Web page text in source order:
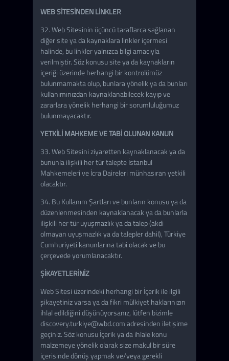
WEB SİTESİNDEN LİNKLER
32. Web Sitesinin üçüncü taraflarca sağlanan
diğer site ya da kaynaklara linkler içermesi
halinde, bu linkler yalnızca bilgi amacıyla
verilmiştir. Söz konusu site ya da kaynakların
içeriği üzerinde herhangi bir kontrolümüz
bulunmamakta olup, bunlara yönelik ya da bunları
kullanımınızdan kaynaklanabilecek kayıp ve
zararlara yönelik herhangi bir sorumluluğumuz
bulunmayacaktır.
YETKİLİ MAHKEME VE TABİ OLUNAN KANUN
33. Web Sitesini ziyaretten kaynaklanacak ya da
bununla ilişkili her tür talepte İstanbul
Mahkemeleri ve İcra Daireleri münhasıran yetkili
olacaktır.
34. Bu Kullanım Şartları ve bunların konusu ya da
düzenlenmesinden kaynaklanacak ya da bunlarla
ilişkili her tür uyuşmazlık ya da talep (akdi
olmayan uyuşmazlık ya da talepler dahil), Türkiye
Cumhuriyeti kanunlarına tabi olacak ve bu
çerçevede yorumlanacaktır.
ŞİKAYETLERİNİZ
Web Sitesi üzerindeki herhangi bir İçerik ile ilgili
şikayetiniz varsa ya da fikri mülkiyet haklarınızın
ihlal edildiğini düşünüyorsanız, lütfen bizimle
discovery.turkiye@wbd.com adresinden iletişime
geçiniz. Söz konusu İçerik ya da ihlale konu
malzemeye yönelik olarak size makul bir süre
içerisinde dönüş yapmak ve/veya gerekli